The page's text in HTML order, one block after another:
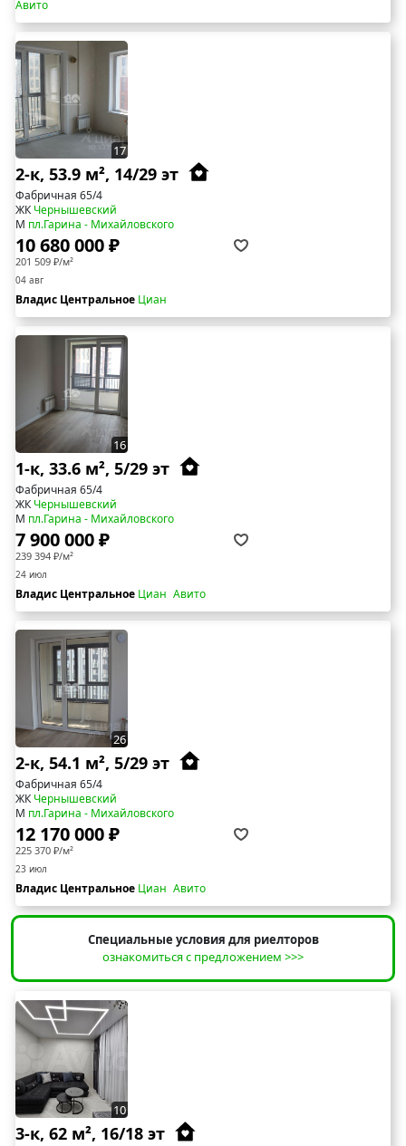
Авито
17
2-к, 53.9 м², 14/29 эт
Фабричная 65/4
ЖКЧернышевский
М пл.Гарина - Михайловского
10 680 000 ₽
201 509 ₽/м²
04 авг
Владис Центральное Циан
16
1-к, 33.6 м², 5/29 эт
Фабричная 65/4
ЖКЧернышевский
М пл.Гарина - Михайловского
7 900 000 ₽
239 394 ₽/м²
24 июл
Владис Центральное Циан Авито
26
2-к, 54.1 м², 5/29 эт
Фабричная 65/4
ЖКЧернышевский
М пл.Гарина - Михайловского
12 170 000 ₽
225 370 ₽/м²
23 июл
Владис Центральное Циан Авито
Специальные условия для риелторов
ознакомиться с предложением >>>
10
3-к, 62 м², 16/18 эт